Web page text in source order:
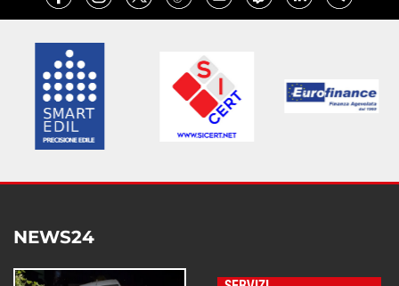
NEWS24